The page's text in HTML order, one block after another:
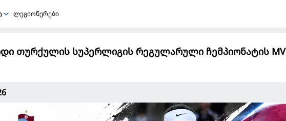
ლეგიონერები
თურქულის სუპერლიგის რეგულარული ჩემპიონატის